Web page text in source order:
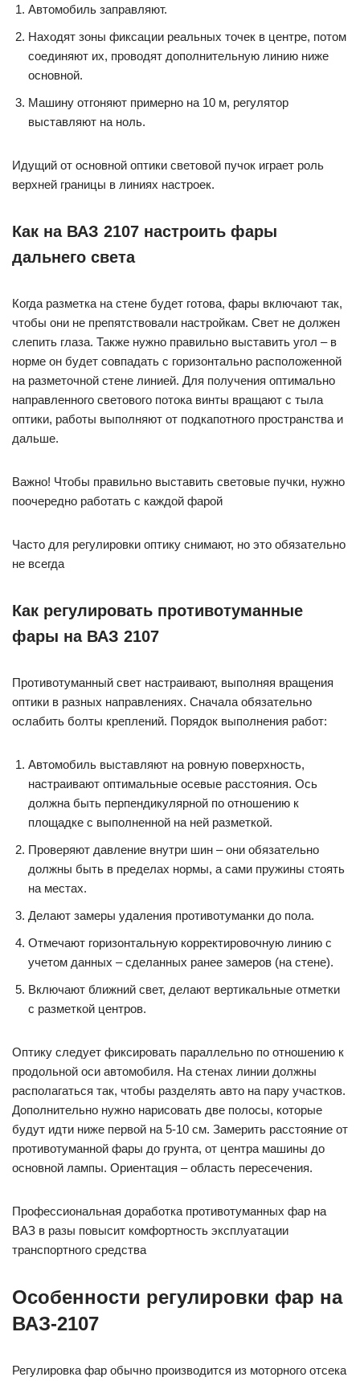
Автомобиль заправляют.
Находят зоны фиксации реальных точек в центре, потом
соединяют их, проводят дополнительную линию ниже
основной.
Машину отгоняют примерно на 10 м, регулятор
выставляют на ноль.
Идущий от основной оптики световой пучок играет роль
верхней границы в линиях настроек.
Как на ВАЗ 2107 настроить фары
дальнего света
Когда разметка на стене будет готова, фары включают так,
чтобы они не препятствовали настройкам. Свет не должен
слепить глаза. Также нужно правильно выставить угол – в
норме он будет совпадать с горизонтально расположенной
на разметочной стене линией. Для получения оптимально
направленного светового потока винты вращают с тыла
оптики, работы выполняют от подкапотного пространства и
дальше.
Важно! Чтобы правильно выставить световые пучки, нужно
поочередно работать с каждой фарой
Часто для регулировки оптику снимают, но это обязательно
не всегда
Как регулировать противотуманные
фары на ВАЗ 2107
Противотуманный свет настраивают, выполняя вращения
оптики в разных направлениях. Сначала обязательно
ослабить болты креплений. Порядок выполнения работ:
Автомобиль выставляют на ровную поверхность,
настраивают оптимальные осевые расстояния. Ось
должна быть перпендикулярной по отношению к
площадке с выполненной на ней разметкой.
Проверяют давление внутри шин – они обязательно
должны быть в пределах нормы, а сами пружины стоять
на местах.
Делают замеры удаления противотуманки до пола.
Отмечают горизонтальную корректировочную линию с
учетом данных – сделанных ранее замеров (на стене).
Включают ближний свет, делают вертикальные отметки
с разметкой центров.
Оптику следует фиксировать параллельно по отношению к
продольной оси автомобиля. На стенах линии должны
располагаться так, чтобы разделять авто на пару участков.
Дополнительно нужно нарисовать две полосы, которые
будут идти ниже первой на 5-10 см. Замерить расстояние от
противотуманной фары до грунта, от центра машины до
основной лампы. Ориентация – область пересечения.
Профессиональная доработка противотуманных фар на
ВАЗ в разы повысит комфортность эксплуатации
транспортного средства
Особенности регулировки фар на
ВАЗ-2107
Регулировка фар обычно производится из моторного отсека